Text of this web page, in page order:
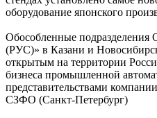
оборудование японского
Обособленные
(РУС)» в Казани и
открытым на территории
бизнеса промышленной
представительствами
СЗФО (Санкт-Петербург)